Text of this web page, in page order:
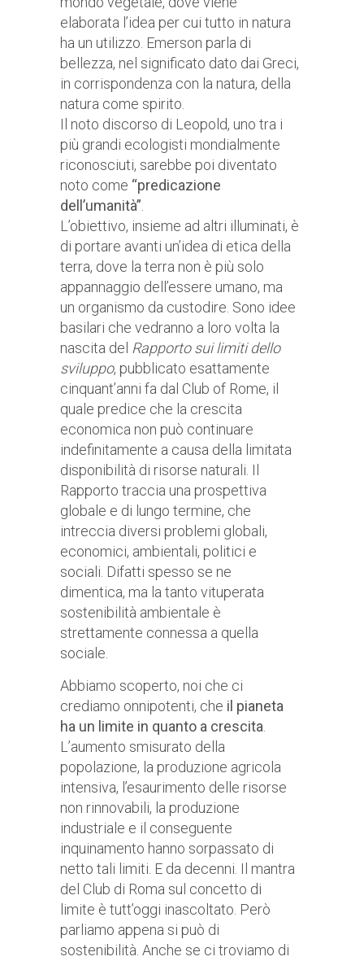
elaborata l’idea per cui tutto in natura
ha un utilizzo. Emerson parla di
bellezza, nel significato dato dai Greci,
in corrispondenza con la natura, della
natura come spirito.
Il noto discorso di Leopold, uno tra i
più grandi ecologisti mondialmente
riconosciuti, sarebbe poi diventato
noto come “predicazione
dell’umanità”
L’obiettivo, insieme ad altri illuminati, è
di portare avanti un’idea di etica della
terra, dove la terra non è più solo
appannaggio dell’essere umano, ma
un organismo da custodire. Sono idee
basilari che vedranno a loro volta la
nascita del Rapporto sui limiti dello
sviluppo, pubblicato esattamente
cinquant’anni fa dal Club of Rome, il
quale predice che la crescita
economica non può continuare
indefinitamente a causa della limitata
disponibilità di risorse naturali. Il
Rapporto traccia una prospettiva
globale e di lungo termine, che
intreccia diversi problemi globali,
economici, ambientali, politici e
sociali. Difatti spesso se ne
dimentica, ma la tanto vituperata
sostenibilità ambientale è
strettamente connessa a quella
sociale.
Abbiamo scoperto, noi che ci
crediamo onnipotenti, che il pianeta
ha un limite in quanto a crescita
L’aumento smisurato della
popolazione, la produzione agricola
intensiva, l’esaurimento delle risorse
non rinnovabili, la produzione
industriale e il conseguente
inquinamento hanno sorpassato di
netto tali limiti. E da decenni. Il mantra
del Club di Roma sul concetto di
limite è tutt’oggi inascoltato. Però
parliamo appena si può di
sostenibilità. Anche se ci troviamo di